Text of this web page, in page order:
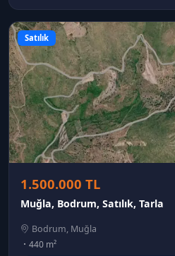
Satılık
1.500.000 TL
Muğla, Bodrum, Satılık, Tarla
Bodrum, Muğla
440 m²